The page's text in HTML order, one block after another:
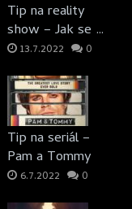
Tip na reality
show – Jak se …
13.7.2022 0
Tip na seriál –
Pam a Tommy
6.7.2022 0